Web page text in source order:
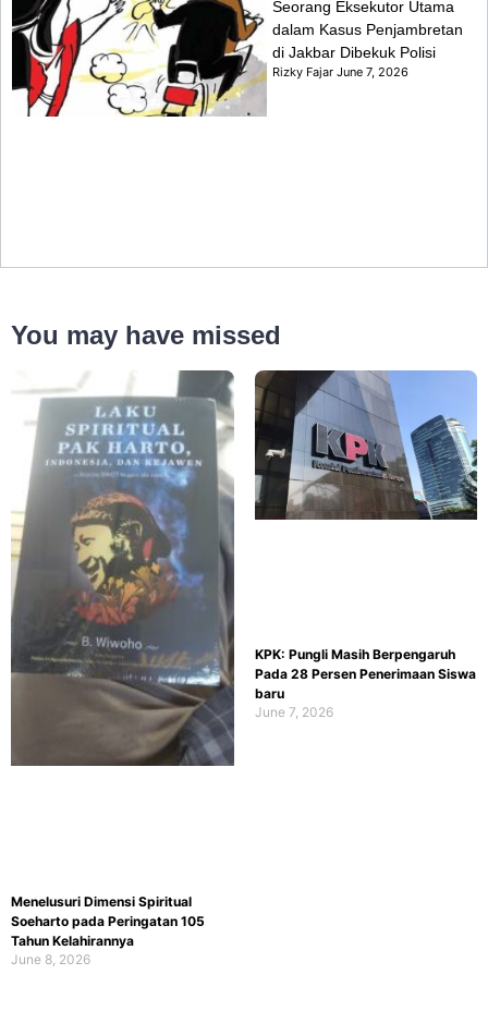
Seorang Eksekutor Utama
dalam Kasus Penjambretan
di Jakbar Dibekuk Polisi
Rizky FajarJune 7, 2026
You may have missed
Menelusuri Dimensi Spiritual
Soeharto pada Peringatan 105
Tahun Kelahirannya
June 8, 2026
KPK: Pungli Masih Berpengaruh
Pada 28 Persen Penerimaan Siswa
baru
June 7, 2026